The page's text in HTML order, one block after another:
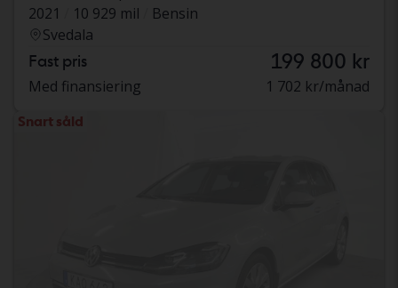
2021
10 929 mil
Bensin
Svedala
Fast pris 199 800 kr
Med finansiering 1 702 kr/månad
Snart såld